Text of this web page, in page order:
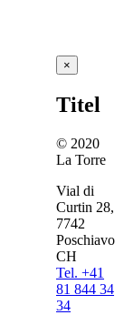
Close
product
view
×
Titel
© 2020
La Torre
Vial di
Curtin 28,
7742
Poschiavo
CH
Tel. +41
81 844 34
34